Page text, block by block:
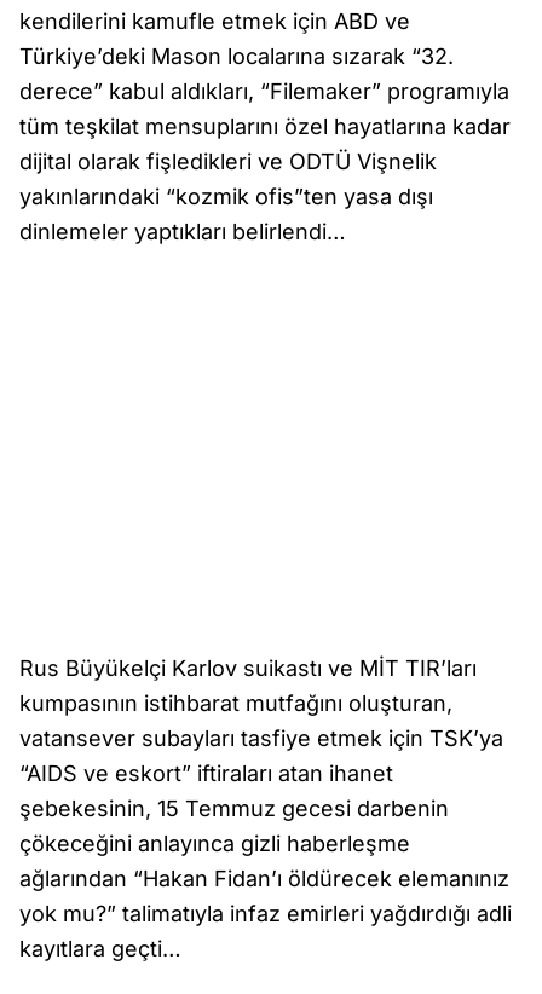
kendilerini kamufle etmek için ABD ve
Türkiye’deki Mason localarına sızarak “32.
derece” kabul aldıkları, “Filemaker” programıyla
tüm teşkilat mensuplarını özel hayatlarına kadar
dijital olarak fişledikleri ve ODTÜ Vişnelik
yakınlarındaki “kozmik ofis”ten yasa dışı
dinlemeler yaptıkları belirlendi…
Rus Büyükelçi Karlov suikastı ve MİT TIR’ları
kumpasının istihbarat mutfağını oluşturan,
vatansever subayları tasfiye etmek için TSK’ya
“AIDS ve eskort” iftiraları atan ihanet
şebekesinin, 15 Temmuz gecesi darbenin
çökeceğini anlayınca gizli haberleşme
ağlarından “Hakan Fidan’ı öldürecek elemanınız
yok mu?” talimatıyla infaz emirleri yağdırdığı adli
kayıtlara geçti…